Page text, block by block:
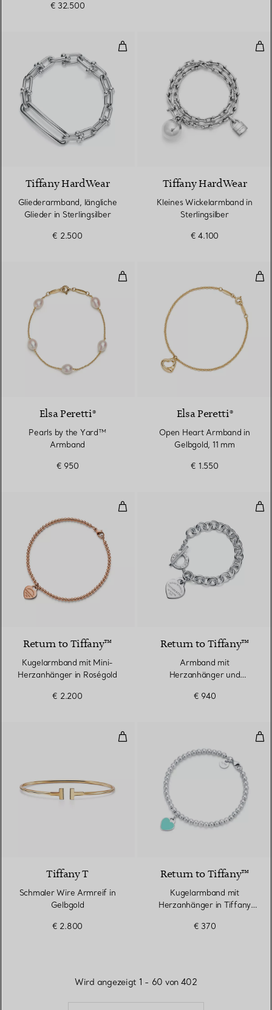
€ 32.500
Gliederarmband, längliche
Tiffany HardWear
Gliederarmband, längliche
Glieder in Sterlingsilber
€ 2.500
Tiffany HardWear
Kleines Wickelarmband in
Sterlingsilber
€ 4.100
Pearls by the Yard™ Armband
Elsa Peretti®
Pearls by the Yard™
Armband
€ 950
Elsa Peretti®
Open Heart Armband in
Gelbgold, 11 mm
€ 1.550
Kugelarmband mit Mini-
Return to Tiffany™
Kugelarmband mit Mini-
Herzanhänger in Roségold
€ 2.200
Return to Tiffany™
Armband​ mit
Herzanhänger und
€ 940
Schmaler Wire Armreif in
Tiffany T
Schmaler Wire Armreif in
Gelbgold
€ 2.800
Return to Tiffany™
Kugelarmband mit
Herzanhänger in Tiffany
€ 370
Wird angezeigt 1 - 60 von 402